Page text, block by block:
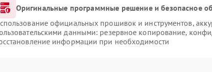
Оригинальные программные решение и безопасное
официальных прошивок и инструментов,
данными: резервное копирование,
информации при необходимости